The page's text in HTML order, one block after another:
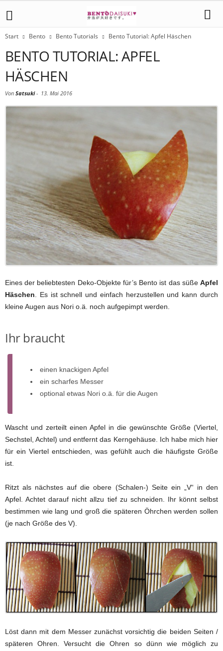
Start Bento Bento Tutorials Bento Tutorial: Apfel Häschen
BENTO TUTORIAL: APFEL
HÄSCHEN
Von Satsuki- 13. Mai 2016
Eines der beliebtesten Deko-Objekte für’s Bento ist das süße Apfel
Häschen . Es ist schnell und einfach herzustellen und kann durch
kleine Augen aus Nori o.ä. noch aufgepimpt werden.
Ihr braucht
einen knackigen Apfel
ein scharfes Messer
optional etwas Nori o.ä. für die Augen
Wascht und zerteilt einen Apfel in die gewünschte Größe (Viertel,
Sechstel, Achtel) und entfernt das Kerngehäuse. Ich habe mich hier
für ein Viertel entschieden, was gefühlt auch die häufigste Größe
ist.
Ritzt als nächstes auf die obere (Schalen-) Seite ein „V“ in den
Apfel. Achtet darauf nicht allzu tief zu schneiden. Ihr könnt selbst
bestimmen wie lang und groß die späteren Öhrchen werden sollen
(je nach Größe des V).
Löst dann mit dem Messer zunächst vorsichtig die beiden Seiten /
späteren Ohren. Versucht die Ohren so dünn wie möglich zu